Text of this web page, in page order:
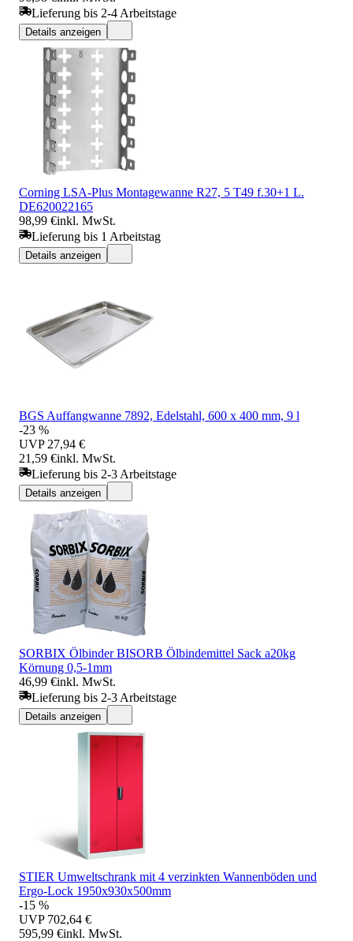
Lieferung bis 2-4 Arbeitstage
Details anzeigen
Corning LSA-Plus Montagewanne R27, 5 T49 f.30+1 L.
DE620022165
98,99 €inkl. MwSt.
Lieferung bis 1 Arbeitstag
Details anzeigen
BGS Auffangwanne 7892, Edelstahl, 600 x 400 mm, 9 l
-23 %
UVP 27,94 €
21,59 €inkl. MwSt.
Lieferung bis 2-3 Arbeitstage
Details anzeigen
SORBIX Ölbinder BISORB Ölbindemittel Sack a20kg
Körnung 0,5-1mm
46,99 €inkl. MwSt.
Lieferung bis 2-3 Arbeitstage
Details anzeigen
STIER Umweltschrank mit 4 verzinkten Wannenböden und
Ergo-Lock 1950x930x500mm
-15 %
UVP 702,64 €
595,99 €inkl. MwSt.